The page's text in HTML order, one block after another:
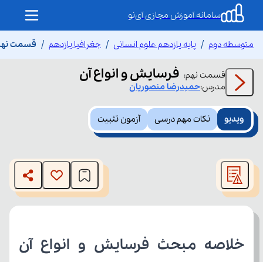
سامانه آموزش مجازی آی‌نو
متوسطه دوم پایه یازدهم علوم انسانی جغرافیا یازدهم قسمت
قسمت نهم: فرسایش و انواع آن
مدرس:حمیدرضامنصوریان
ویدیو نکات مهم درسی آزمون تثبیت
modal
window.
The media could not be loaded, either because the server
or network failed or because the format is not supported.